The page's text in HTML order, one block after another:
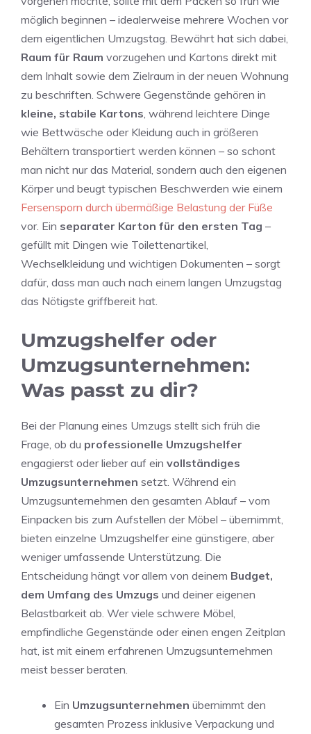
möglich beginnen – idealerweise mehrere Wochen vor
dem eigentlichen Umzugstag. Bewährt hat sich dabei,
Raum für Raum vorzugehen und Kartons direkt mit
dem Inhalt sowie dem Zielraum in der neuen Wohnung
zu beschriften. Schwere Gegenstände gehören in
kleine, stabile Kartons , während leichtere Dinge
wie Bettwäsche oder Kleidung auch in größeren
Behältern transportiert werden können – so schont
man nicht nur das Material, sondern auch den eigenen
Körper und beugt typischen Beschwerden wie einem
Fersensporn durch übermäßige Belastung der Füße
vor. Ein separater Karton für den ersten Tag –
gefüllt mit Dingen wie Toilettenartikel,
Wechselkleidung und wichtigen Dokumenten – sorgt
dafür, dass man auch nach einem langen Umzugstag
das Nötigste griffbereit hat.
Umzugshelfer oder
Umzugsunternehmen:
Was passt zu dir?
Bei der Planung eines Umzugs stellt sich früh die
Frage, ob du professionelle Umzugshelfer
engagierst oder lieber auf ein vollständiges
Umzugsunternehmen setzt. Während ein
Umzugsunternehmen den gesamten Ablauf – vom
Einpacken bis zum Aufstellen der Möbel – übernimmt,
bieten einzelne Umzugshelfer eine günstigere, aber
weniger umfassende Unterstützung. Die
Entscheidung hängt vor allem von deinem Budget,
dem Umfang des Umzugs und deiner eigenen
Belastbarkeit ab. Wer viele schwere Möbel,
empfindliche Gegenstände oder einen engen Zeitplan
hat, ist mit einem erfahrenen Umzugsunternehmen
meist besser beraten.
Ein Umzugsunternehmen übernimmt den
gesamten Prozess inklusive Verpackung und